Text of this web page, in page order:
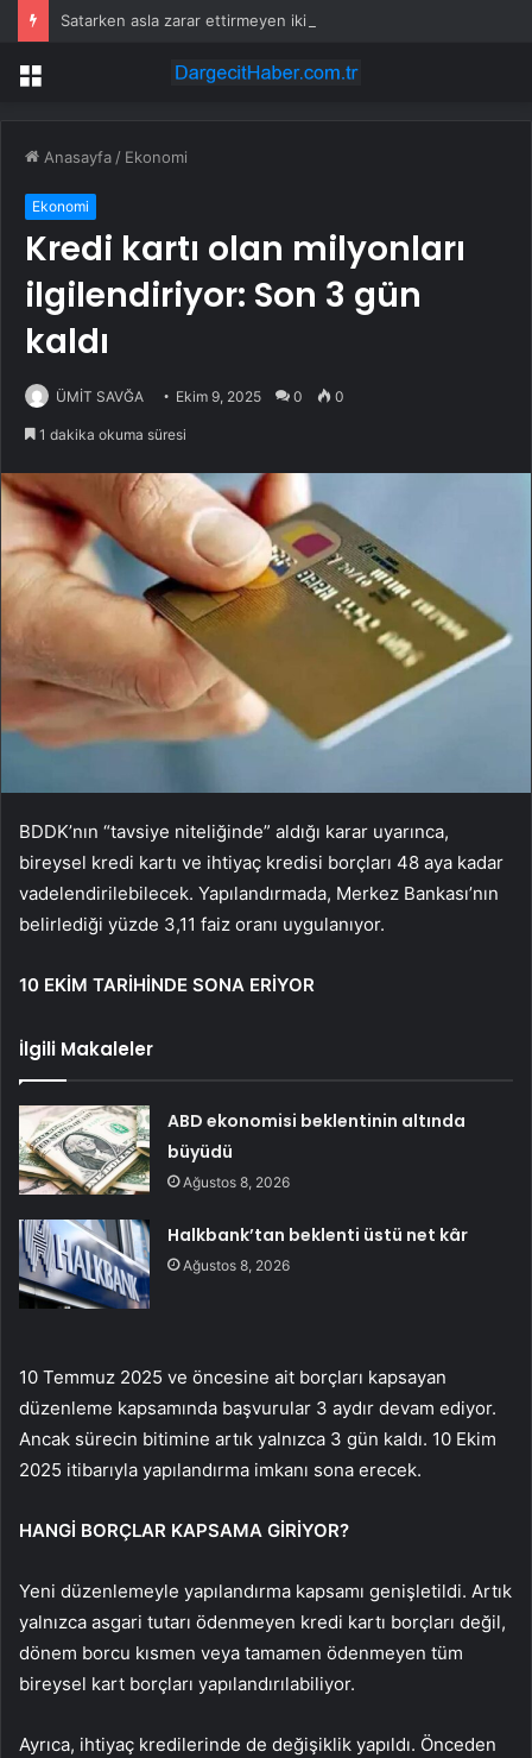
Satarken asla zarar ettirmeyen ikinci el araçlar
Menü
Anasayfa / Ekonomi
Ekonomi
Kredi kartı olan milyonları
ilgilendiriyor: Son 3 gün
kaldı
ÜMİT SAVĞA Ekim 9, 2025 0 0
1 dakika okuma süresi
BDDK’nın “tavsiye niteliğinde” aldığı karar uyarınca,
bireysel kredi kartı ve ihtiyaç kredisi borçları 48 aya kadar
vadelendirilebilecek. Yapılandırmada, Merkez Bankası’nın
belirlediği yüzde 3,11 faiz oranı uygulanıyor.
10 EKİM TARİHİNDE SONA ERİYOR
İlgili Makaleler
ABD ekonomisi beklentinin altında
büyüdü
Ağustos 8, 2026
Halkbank’tan beklenti üstü net kâr
Ağustos 8, 2026
10 Temmuz 2025 ve öncesine ait borçları kapsayan
düzenleme kapsamında başvurular 3 aydır devam ediyor.
Ancak sürecin bitimine artık yalnızca 3 gün kaldı. 10 Ekim
2025 itibarıyla yapılandırma imkanı sona erecek.
HANGİ BORÇLAR KAPSAMA GİRİYOR?
Yeni düzenlemeyle yapılandırma kapsamı genişletildi. Artık
yalnızca asgari tutarı ödenmeyen kredi kartı borçları değil,
dönem borcu kısmen veya tamamen ödenmeyen tüm
bireysel kart borçları yapılandırılabiliyor.
Ayrıca, ihtiyaç kredilerinde de değişiklik yapıldı. Önceden